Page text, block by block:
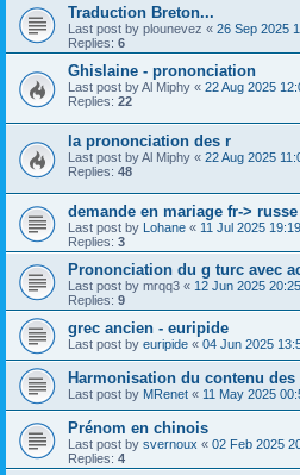
Traduction Breton...
Last post by plounevez « 26 Sep 2025
Replies: 6
Ghislaine - prononciation
Last post byAl Miphy « 22 Aug 2025
Replies: 22
la prononciation des r
Last post byAl Miphy « 22 Aug 2025
Replies: 48
demande en mariage fr-> russe
Last post by Lohane « 11 Jul 2025 19:19
Replies: 3
Prononciation du g turc avec
Last post by mrqq3 « 12 Jun 2025 20:25
Replies: 9
grec ancien - euripide
Last post by euripide « 04 Jun 2025
Harmonisation du contenu
Last post by MRenet « 11 May 2025
Prénom en chinois
Last post by svernoux « 02 Feb 2025
Replies: 4